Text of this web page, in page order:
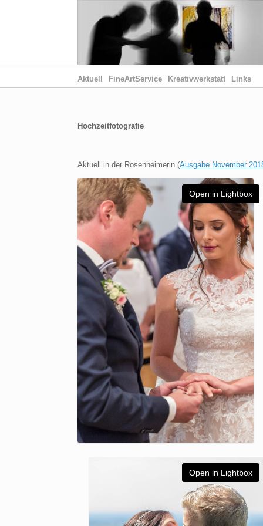
Aktuell FineArtService Kreativwerkstatt Links
Hochzeitfotografie
Aktuell in der Rosenheimerin (Ausgabe November
Open in Lightbox
Open in Lightbox